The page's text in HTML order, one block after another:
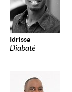
Idrissa
Diabaté